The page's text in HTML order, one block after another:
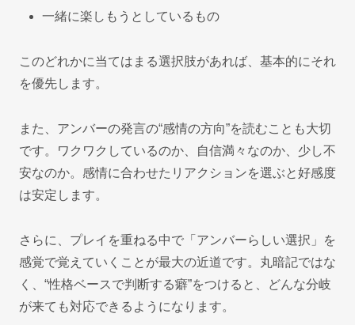
一緒に楽しもうとしているもの
このどれかに当てはまる選択肢があれば、基本的にそれ
を優先します。
また、アンバーの発言の“感情の方向”を読むことも大切
です。ワクワクしているのか、自信満々なのか、少し不
安なのか。感情に合わせたリアクションを選ぶと好感度
は安定します。
さらに、プレイを重ねる中で「アンバーらしい選択」を
感覚で覚えていくことが最大の近道です。丸暗記ではな
く、“性格ベースで判断する癖”をつけると、どんな分岐
が来ても対応できるようになります。